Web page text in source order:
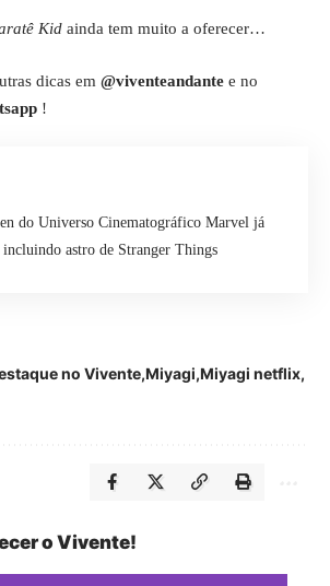
Kid ainda tem muito a oferecer…
dicas em @viventeandante e no
!
do Universo Cinematográfico Marvel já
astro de Stranger Things
no Vivente Miyagi Miyagi netflix
o Vivente!